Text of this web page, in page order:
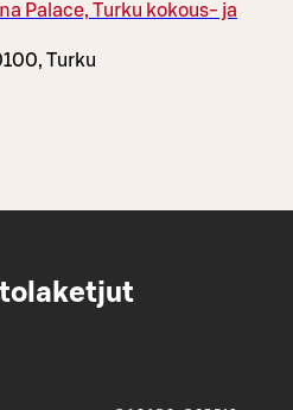
Palace, Turku kokous- ja
Turku